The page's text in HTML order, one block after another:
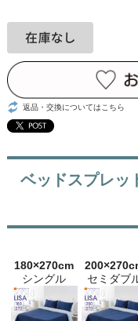
返品・交換についてはこちら
ベッドスプレッ
180×270cm
シングル
セミダブ